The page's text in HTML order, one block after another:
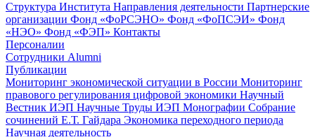
Структура Института Направления деятельности Партнерские
организации Фонд «ФоРСЭНО» Фонд «ФоПСЭИ» Фонд
«НЭО» Фонд «ФЭП» Контакты
Персоналии
Сотрудники Alumni
Публикации
Мониторинг экономической ситуации в России Мониторинг
правового регулирования цифровой экономики Научный
Вестник ИЭП Научные Труды ИЭП Монографии Собрание
сочинений Е.Т. Гайдара Экономика переходного периода
Научная деятельность